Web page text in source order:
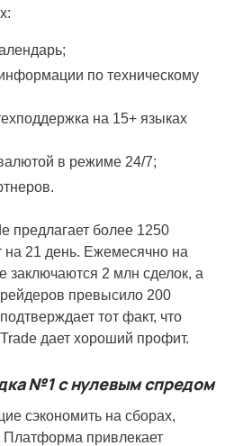
по техническому
на 15+ языках
в режиме 24/7;
предлагает более 1250
на 21 день. Ежемесячно на
заключаются 2 млн сделок, а
превысило 200
тот факт, что
дает хороший профит.
№1 с нулевым спредом
сэкономить на сборах,
Платформа привлекает